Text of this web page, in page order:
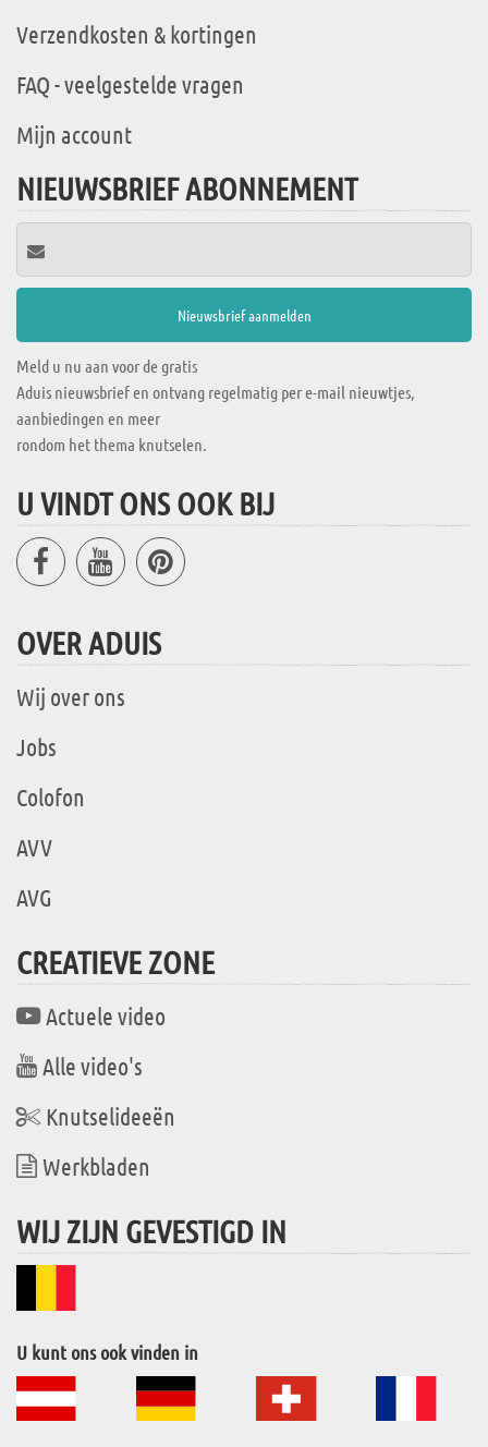
Verzendkosten & kortingen
FAQ - veelgestelde vragen
Mijn account
NIEUWSBRIEF ABONNEMENT
Meld u nu aan voor de gratis
Aduis nieuwsbrief en ontvang regelmatig per e-mail nieuwtjes,
aanbiedingen en meer
rondom het thema knutselen.
U VINDT ONS OOK BIJ
OVER ADUIS
Wij over ons
Jobs
Colofon
AVV
AVG
CREATIEVE ZONE
Actuele video
Alle video's
Knutselideeën
Werkbladen
WIJ ZIJN GEVESTIGD IN
U kunt ons ook vinden in